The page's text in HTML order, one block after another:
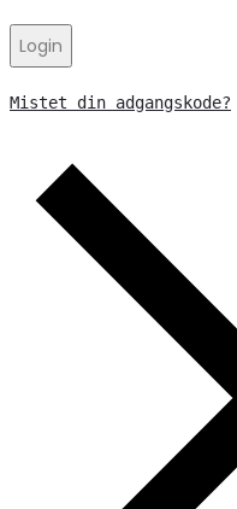
Login
Mistet din adgangskode?